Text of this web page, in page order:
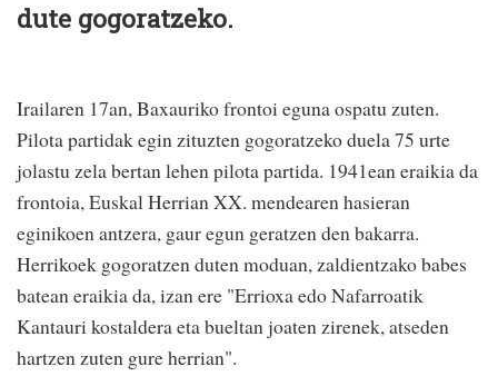
dute gogoratzeko.
Irailaren 17an, Baxauriko frontoi eguna ospatu zuten.
Pilota partidak egin zituzten gogoratzeko duela 75 urte
jolastu zela bertan lehen pilota partida. 1941ean eraikia da
frontoia, Euskal Herrian XX. mendearen hasieran
eginikoen antzera, gaur egun geratzen den bakarra.
Herrikoek gogoratzen duten moduan, zaldientzako babes
batean eraikia da, izan ere "Errioxa edo Nafarroatik
Kantauri kostaldera eta bueltan joaten zirenek, atseden
hartzen zuten gure herrian".